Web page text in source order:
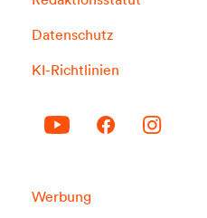
Datenschutz
KI-Richtlinien
Werbung